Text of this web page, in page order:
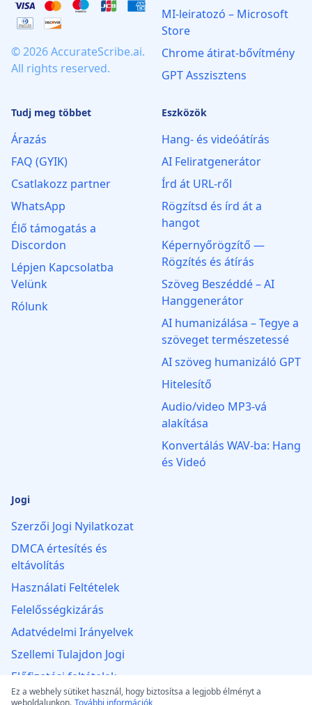
© 2026 AccurateScribe.ai.
All rights reserved.
MI‑leiratozó – Microsoft
Store
Chrome átirat‑bővítmény
GPT Asszisztens
Tudj meg többet
Árazás
FAQ (GYIK)
Csatlakozz partner
WhatsApp
Élő támogatás a
Discordon
Lépjen Kapcsolatba
Velünk
Rólunk
Eszközök
Hang- és videóátírás
AI Feliratgenerátor
Írd át URL-ről
Rögzítsd és írd át a
hangot
Képernyőrögzítő —
Rögzítés és átírás
Szöveg Beszéddé – AI
Hanggenerátor
AI humanizálása – Tegye a
szöveget természetessé
AI szöveg humanizáló GPT
Hitelesítő
Audio/video MP3‑vá
alakítása
Konvertálás WAV-ba: Hang
és Videó
Jogi
Szerzői Jogi Nyilatkozat
DMCA értesítés és
eltávolítás
Használati Feltételek
Felelősségkizárás
Adatvédelmi Irányelvek
Szellemi Tulajdon Jogi
Előfizetési feltételek
Visszatérítési Szabályzat
Ez a webhely sütiket használ, hogy biztosítsa a legjobb élményt a
weboldalunkon. További információk